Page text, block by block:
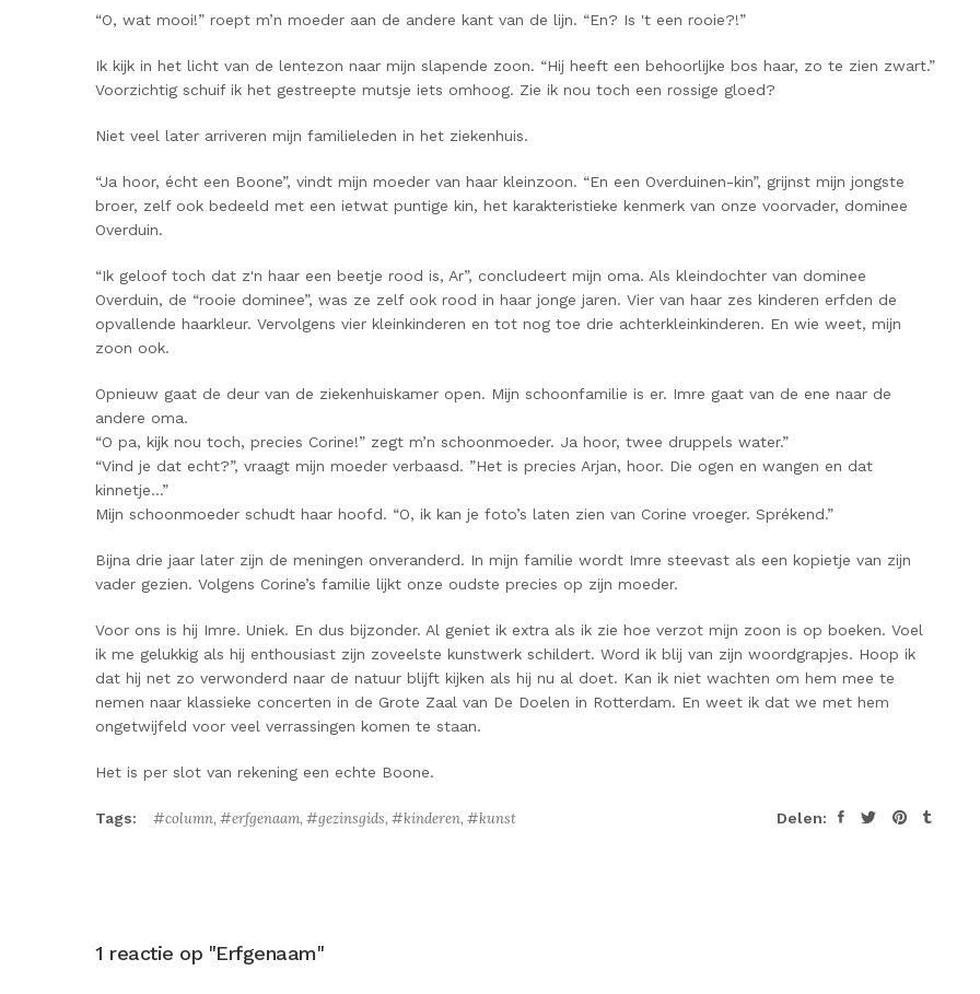
“O, wat mooi!” roept m’n moeder aan de andere kant van de lijn. “En? Is 't een rooie?!”
Ik kijk in het licht van de lentezon naar mijn slapende zoon. “Hij heeft een behoorlijke bos haar, zo te zien zwart.”
Voorzichtig schuif ik het gestreepte mutsje iets omhoog. Zie ik nou toch een rossige gloed?
Niet veel later arriveren mijn familieleden in het ziekenhuis.
“Ja hoor, écht een Boone”, vindt mijn moeder van haar kleinzoon. “En een Overduinen-kin”, grijnst mijn jongste
broer, zelf ook bedeeld met een ietwat puntige kin, het karakteristieke kenmerk van onze voorvader, dominee
Overduin.
“Ik geloof toch dat z'n haar een beetje rood is, Ar”, concludeert mijn oma. Als kleindochter van dominee
Overduin, de “rooie dominee”, was ze zelf ook rood in haar jonge jaren. Vier van haar zes kinderen erfden de
opvallende haarkleur. Vervolgens vier kleinkinderen en tot nog toe drie achterkleinkinderen. En wie weet, mijn
zoon ook.
Opnieuw gaat de deur van de ziekenhuiskamer open. Mijn schoonfamilie is er. Imre gaat van de ene naar de
andere oma.
“O pa, kijk nou toch, precies Corine!” zegt m’n schoonmoeder. Ja hoor, twee druppels water.”
“Vind je dat echt?”, vraagt mijn moeder verbaasd. ”Het is precies Arjan, hoor. Die ogen en wangen en dat
kinnetje…”
Mijn schoonmoeder schudt haar hoofd. “O, ik kan je foto’s laten zien van Corine vroeger. Sprékend.”
Bijna drie jaar later zijn de meningen onveranderd. In mijn familie wordt Imre steevast als een kopietje van zijn
vader gezien. Volgens Corine’s familie lijkt onze oudste precies op zijn moeder.
Voor ons is hij Imre. Uniek. En dus bijzonder. Al geniet ik extra als ik zie hoe verzot mijn zoon is op boeken. Voel
ik me gelukkig als hij enthousiast zijn zoveelste kunstwerk schildert. Word ik blij van zijn woordgrapjes. Hoop ik
dat hij net zo verwonderd naar de natuur blijft kijken als hij nu al doet. Kan ik niet wachten om hem mee te
nemen naar klassieke concerten in de Grote Zaal van De Doelen in Rotterdam. En weet ik dat we met hem
ongetwijfeld voor veel verrassingen komen te staan.
Het is per slot van rekening een echte Boone.
Tags: column, erfgenaam, gezinsgids, kinderen, kunst Delen:
1 reactie op "Erfgenaam"